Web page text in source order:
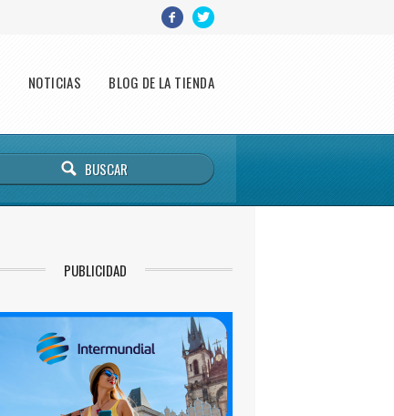
NOTICIAS BLOG DE LA TIENDA
PUBLICIDAD